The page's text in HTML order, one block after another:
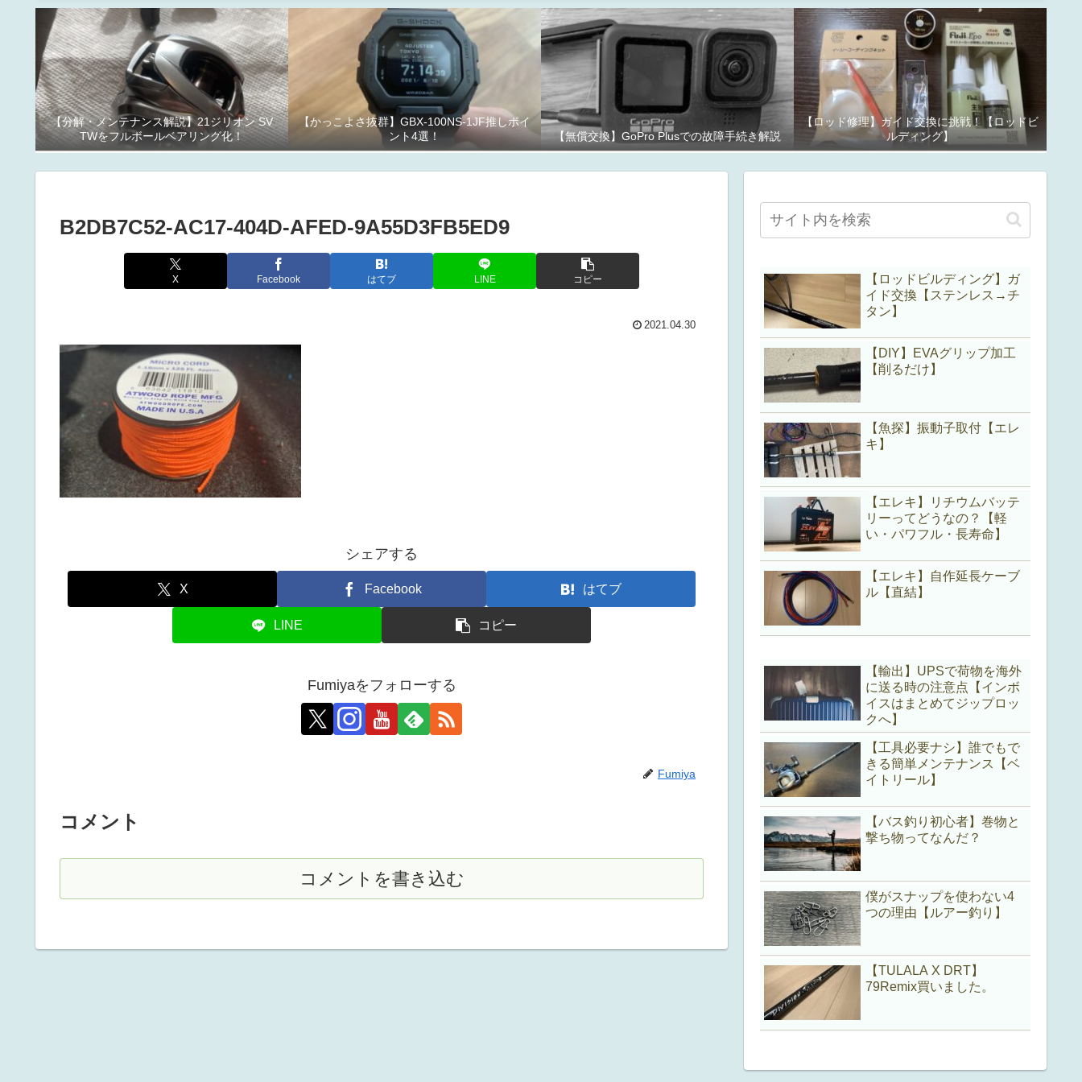
【分解・メンテナンス解説】21ジリオン SV
TWをフルボールベアリング化！
【かっこよさ抜群】GBX-100NS-1JF推しポイ
ント4選！
【無償交換】GoPro Plusでの故障手続き解説
【ロッド修理】ガイド交換に挑戦！【ロッドビ
ルディング】
B2DB7C52-AC17-404D-AFED-9A55D3FB5ED9
X Facebook はてブ LINE コピー
2021.04.30
シェアする
X Facebook はてブ
LINE コピー
Fumiyaをフォローする
Fumiya
コメント
コメントを書き込む
【ロッドビルディング】ガ
イド交換【ステンレス→チ
タン】
【DIY】EVAグリップ加工
【削るだけ】
【魚探】振動子取付【エレ
キ】
【エレキ】リチウムバッテ
リーってどうなの？【軽
い・パワフル・長寿命】
【エレキ】自作延長ケーブ
ル【直結】
【輸出】UPSで荷物を海外
に送る時の注意点【インボ
イスはまとめてジップロッ
クへ】
【工具必要ナシ】誰でもで
きる簡単メンテナンス【ベ
イトリール】
【バス釣り初心者】巻物と
撃ち物ってなんだ？
僕がスナップを使わない4
つの理由【ルアー釣り】
【TULALA X DRT】
79Remix買いました。